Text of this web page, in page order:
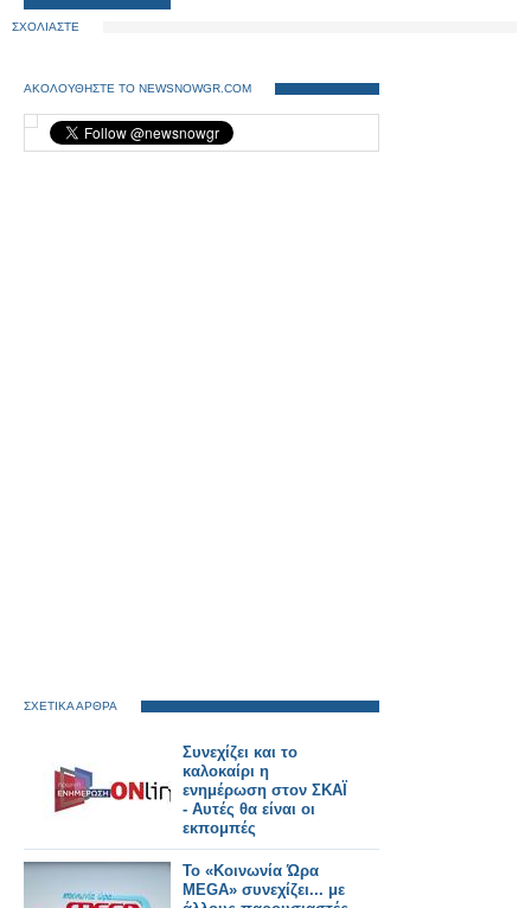
ΣΧΟΛΙΑΣΤΕ
ΑΚΟΛΟΥΘΗΣΤΕ ΤΟ NEWSNOWGR.COM
ΣΧΕΤΙΚΑ ΑΡΘΡΑ
Συνεχίζει και το
καλοκαίρι η
ενημέρωση στον ΣΚΑΪ
- Αυτές θα είναι οι
εκπομπές
Το «Κοινωνία Ώρα
MEGA» συνεχίζει... με